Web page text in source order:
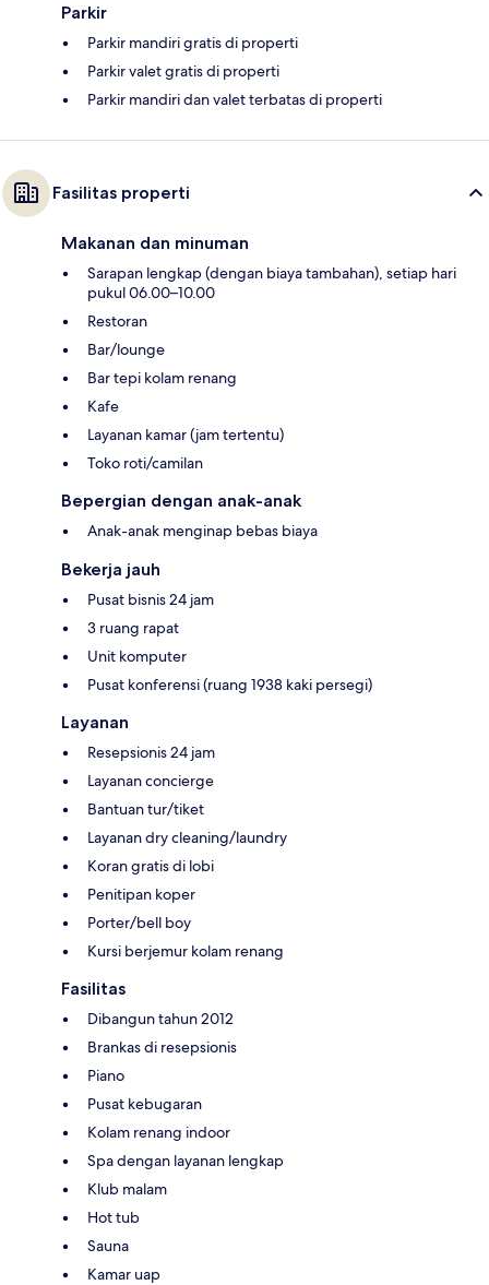
Parkir
Parkir mandiri gratis di properti
Parkir valet gratis di properti
Parkir mandiri dan valet terbatas di properti
Fasilitas properti
Makanan dan minuman
Sarapan lengkap (dengan biaya tambahan), setiap hari
pukul 06.00–10.00
Restoran
Bar/lounge
Bar tepi kolam renang
Kafe
Layanan kamar (jam tertentu)
Toko roti/camilan
Bepergian dengan anak-anak
Anak-anak menginap bebas biaya
Bekerja jauh
Pusat bisnis 24 jam
3 ruang rapat
Unit komputer
Pusat konferensi (ruang 1938 kaki persegi)
Layanan
Resepsionis 24 jam
Layanan concierge
Bantuan tur/tiket
Layanan dry cleaning/laundry
Koran gratis di lobi
Penitipan koper
Porter/bell boy
Kursi berjemur kolam renang
Fasilitas
Dibangun tahun 2012
Brankas di resepsionis
Piano
Pusat kebugaran
Kolam renang indoor
Spa dengan layanan lengkap
Klub malam
Hot tub
Sauna
Kamar uap